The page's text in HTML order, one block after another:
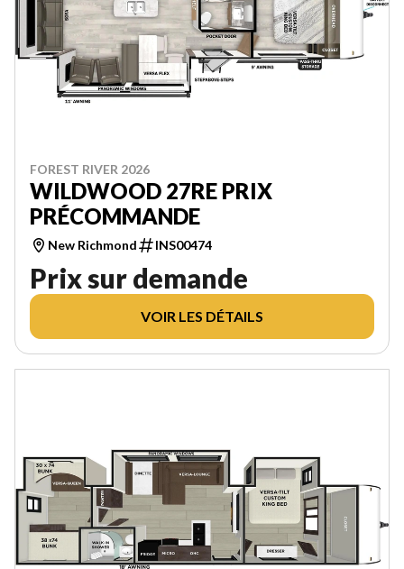
FOREST RIVER 2026
WILDWOOD 27RE PRIX
PRÉCOMMANDE
New Richmond INS00474
Prix sur demande
VOIR LES DÉTAILS